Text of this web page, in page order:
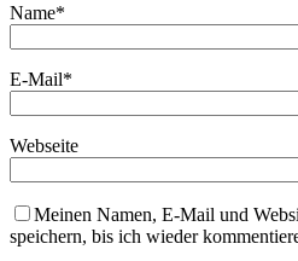
Name*
E-Mail*
Webseite
Meinen Namen, E-Mail und
speichern, bis ich wieder